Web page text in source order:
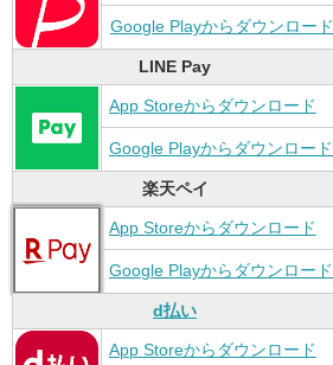
Google Playからダウンロード
LINE Pay
App Storeからダウンロード
Google Playからダウンロード
楽天ペイ
App Storeからダウンロード
Google Playからダウンロード
d払い
App Storeからダウンロード